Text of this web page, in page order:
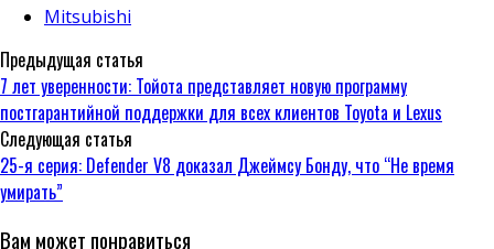
Mitsubishi
Предыдущая статья
7 лет уверенности: Тойота представляет новую программу
постгарантийной поддержки для всех клиентов Toyota и Lexus
Следующая статья
25-я серия: Defender V8 доказал Джеймсу Бонду, что “Не время
умирать”
Вам может понравиться